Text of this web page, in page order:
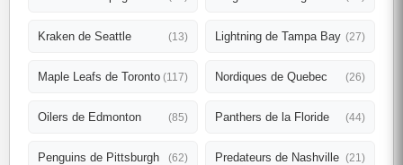
Kraken de Seattle (13) Lightning de Tampa Bay (27)
Maple Leafs de Toronto (117) Nordiques de Quebec (26)
Oilers de Edmonton (85) Panthers de la Floride (44)
Penguins de Pittsburgh (62) Predateurs de Nashville (21)